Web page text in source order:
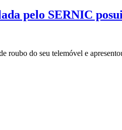
pelo SERNIC
roubo do seu telemóvel e